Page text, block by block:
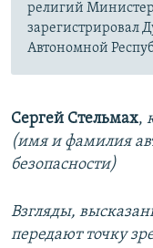
религий
зарегистрировал
Автономной
Сергей Стельмах,
(имя и фамилия
безопасности)
Взгляды,
передают точку